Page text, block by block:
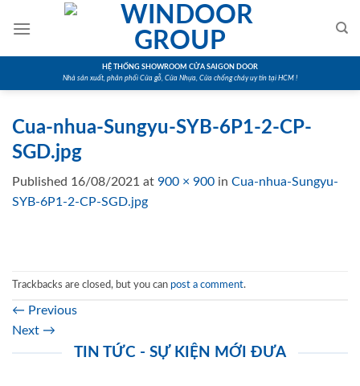
HỆ THỐNG SHOWROOM CỬA SAIGON DOOR
Nhà sản xuất, phân phối Cửa gỗ, Cửa Nhựa, Cửa chống cháy uy tín tại HCM !
Cua-nhua-Sungyu-SYB-6P1-2-CP-
SGD.jpg
Published 16/08/2021 at 900 × 900 in Cua-nhua-Sungyu-
SYB-6P1-2-CP-SGD.jpg
Trackbacks are closed, but you can post a comment.
← Previous
Next →
TIN TỨC - SỰ KIỆN MỚI ĐƯA